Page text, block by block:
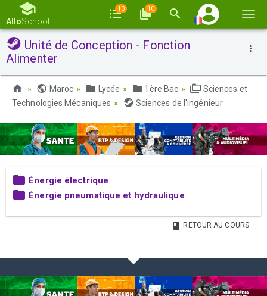
la
AlloSchool
10 10
Unité de Conception - Fonction
Alimenter
Maroc Lycée 1ère Bac
Sciences et
Technologies Mécaniques
Sciences de l'ingénieur
Énergie électrique
Énergie pneumatique et hydraulique
RETOUR AU COURS